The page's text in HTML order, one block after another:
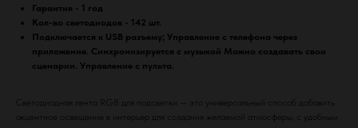
Гарантия - 1 год
Кол-во светодиодов - 142 шт.
Подключается к USB разъему; Управление с телефона через
приложение. Синхронизируется с музыкой Можно создавать свои
сценарии. Управление с пульта.
Светодиодная лента RGB для подсветки — это универсальный способ добавить
акцентное освещение в интерьер для создания желаемой атмосферы, с удобным